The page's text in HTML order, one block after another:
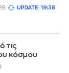
UPDATE: 19:38
τις
κόσμου